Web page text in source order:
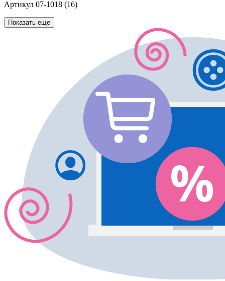
Артикул 07-1018 (16)
Показать еще